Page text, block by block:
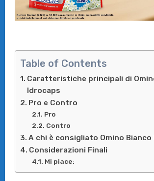
Table of Contents
Caratteristiche principali di
Idrocaps
Pro e Contro
Pro
Contro
A chi è consigliato Omino
Considerazioni Finali
Mi piace: